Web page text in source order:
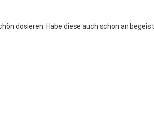
dosieren. Habe diese auch schon an